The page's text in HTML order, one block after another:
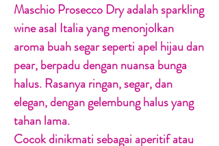
Maschio Prosecco Dry adalah sparkling
wine asal Italia yang menonjolkan
aroma buah segar seperti apel hijau dan
pear, berpadu dengan nuansa bunga
halus. Rasanya ringan, segar, dan
elegan, dengan gelembung halus yang
tahan lama.
Cocok dinikmati sebagai aperitif atau